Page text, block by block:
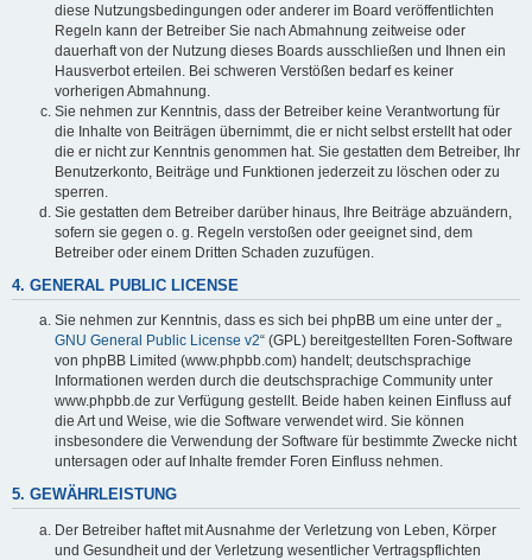
diese Nutzungsbedingungen oder anderer im Board veröffentlichten
Regeln kann der Betreiber Sie nach Abmahnung zeitweise oder
dauerhaft von der Nutzung dieses Boards ausschließen und Ihnen ein
Hausverbot erteilen. Bei schweren Verstößen bedarf es keiner
vorherigen Abmahnung.
Sie nehmen zur Kenntnis, dass der Betreiber keine Verantwortung für
die Inhalte von Beiträgen übernimmt, die er nicht selbst erstellt hat oder
die er nicht zur Kenntnis genommen hat. Sie gestatten dem Betreiber, Ihr
Benutzerkonto, Beiträge und Funktionen jederzeit zu löschen oder zu
sperren.
Sie gestatten dem Betreiber darüber hinaus, Ihre Beiträge abzuändern,
sofern sie gegen o. g. Regeln verstoßen oder geeignet sind, dem
Betreiber oder einem Dritten Schaden zuzufügen.
4. GENERAL PUBLIC LICENSE
Sie nehmen zur Kenntnis, dass es sich bei phpBB um eine unter der „
GNU General Public License v2“ (GPL) bereitgestellten Foren-Software
von phpBB Limited (www.phpbb.com) handelt; deutschsprachige
Informationen werden durch die deutschsprachige Community unter
www.phpbb.de zur Verfügung gestellt. Beide haben keinen Einfluss auf
die Art und Weise, wie die Software verwendet wird. Sie können
insbesondere die Verwendung der Software für bestimmte Zwecke nicht
untersagen oder auf Inhalte fremder Foren Einfluss nehmen.
5. GEWÄHRLEISTUNG
Der Betreiber haftet mit Ausnahme der Verletzung von Leben, Körper
und Gesundheit und der Verletzung wesentlicher Vertragspflichten